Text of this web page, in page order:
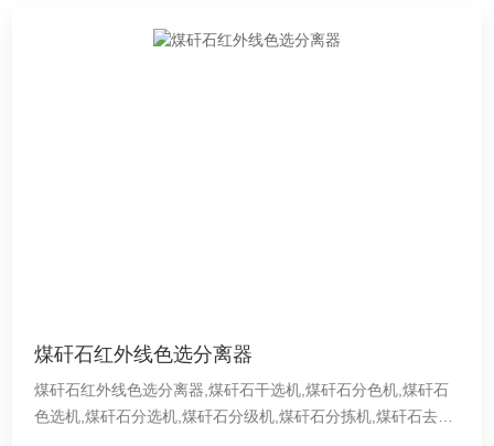
煤矸石红外线色选分离器
煤矸石红外线色选分离器,煤矸石干选机,煤矸石分色机,煤矸石
色选机,煤矸石分选机,煤矸石分级机,煤矸石分拣机,煤矸石去杂